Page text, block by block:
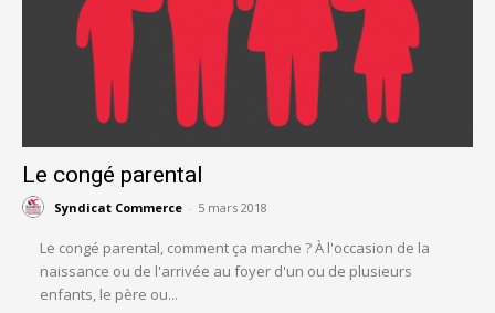
Le congé parental
Syndicat Commerce - 5 mars 2018
Le congé parental, comment ça marche ? À l'occasion de la
naissance ou de l'arrivée au foyer d'un ou de plusieurs
enfants, le père ou...